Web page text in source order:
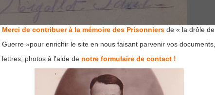
Merci de contribuer à la mémoire des Prisonniers de « la drôle de
Guerre »pour enrichir le site en nous faisant parvenir vos documents,
lettres, photos à l’aide de notre formulaire de contact !